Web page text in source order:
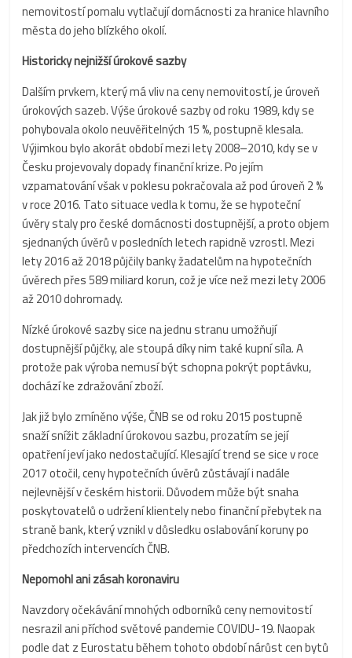
nemovitostí pomalu vytlačují domácnosti za hranice hlavního
města do jeho blízkého okolí.
Historicky nejnižší úrokové sazby
Dalším prvkem, který má vliv na ceny nemovitostí, je úroveň
úrokových sazeb. Výše úrokové sazby od roku 1989, kdy se
pohybovala okolo neuvěřitelných 15 %, postupně klesala.
Výjimkou bylo akorát období mezi lety 2008–2010, kdy se v
Česku projevovaly dopady finanční krize. Po jejím
vzpamatování však v poklesu pokračovala až pod úroveň 2 %
v roce 2016. Tato situace vedla k tomu, že se hypoteční
úvěry staly pro české domácnosti dostupnější, a proto objem
sjednaných úvěrů v posledních letech rapidně vzrostl. Mezi
lety 2016 až 2018 půjčily banky žadatelům na hypotečních
úvěrech přes 589 miliard korun, což je více než mezi lety 2006
až 2010 dohromady.
Nízké úrokové sazby sice na jednu stranu umožňují
dostupnější půjčky, ale stoupá díky nim také kupní síla. A
protože pak výroba nemusí být schopna pokrýt poptávku,
dochází ke zdražování zboží.
Jak již bylo zmíněno výše, ČNB se od roku 2015 postupně
snaží snížit základní úrokovou sazbu, prozatím se její
opatření jeví jako nedostačující. Klesající trend se sice v roce
2017 otočil, ceny hypotečních úvěrů zůstávají i nadále
nejlevnější v českém historii. Důvodem může být snaha
poskytovatelů o udržení klientely nebo finanční přebytek na
straně bank, který vznikl v důsledku oslabování koruny po
předchozích intervencích ČNB.
Nepomohl ani zásah koronaviru
Navzdory očekávání mnohých odborníků ceny nemovitostí
nesrazil ani příchod světové pandemie COVIDU-19. Naopak
podle dat z Eurostatu během tohoto období nárůst cen bytů